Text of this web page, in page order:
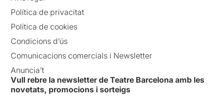
Política de privacitat
Política de cookies
Condicions d’ús
Comunicacions comercials i Newsletter
Anuncia’t
Vull rebre la newsletter de Teatre Barcelona amb les
novetats, promocions i sorteigs